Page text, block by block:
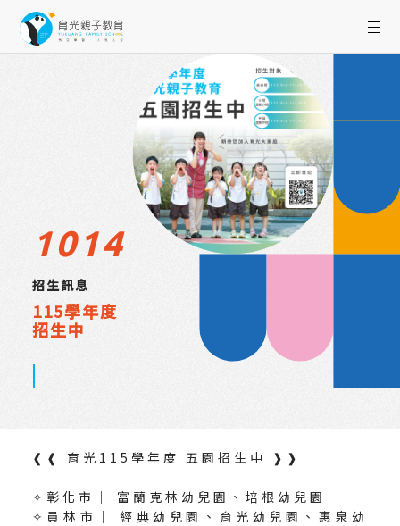
招生訊息
115學年度
招生中
1014
❰❰ 育光115學年度 五園招生中 ❱❱
✧彰化市｜ 富蘭克林幼兒園、培根幼兒園
✧員林市｜ 經典幼兒園、育光幼兒園、惠泉幼